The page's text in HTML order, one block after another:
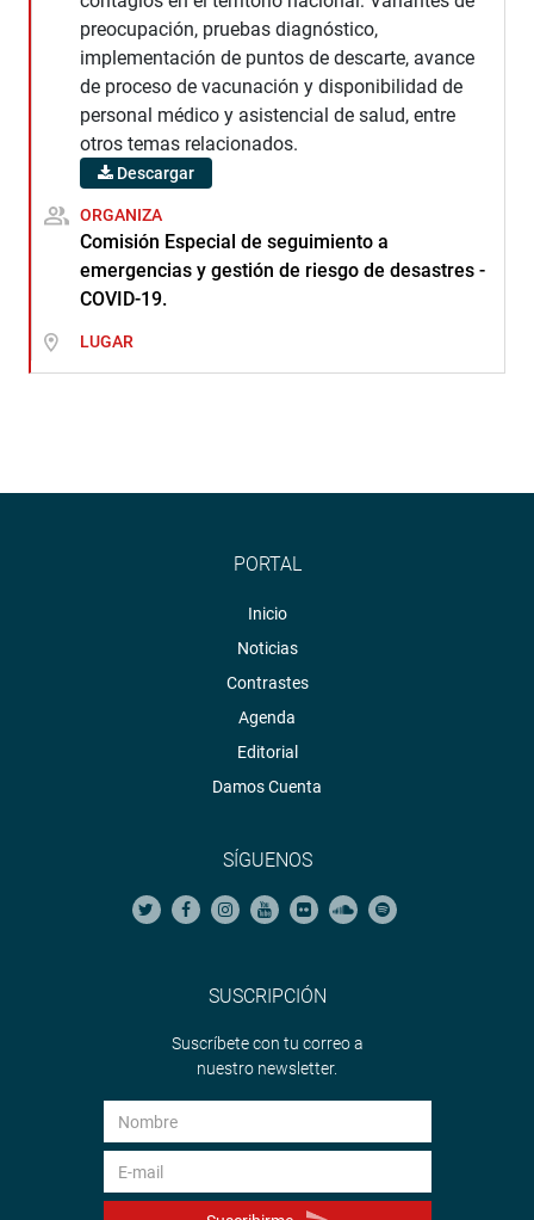
preocupación, pruebas diagnóstico,
implementación de puntos de descarte, avance
de proceso de vacunación y disponibilidad de
personal médico y asistencial de salud, entre
otros temas relacionados.
Descargar
ORGANIZA
Comisión Especial de seguimiento a
emergencias y gestión de riesgo de desastres -
COVID-19.
LUGAR
PORTAL
Inicio
Noticias
Contrastes
Agenda
Editorial
Damos Cuenta
SÍGUENOS
SUSCRIPCIÓN
Suscríbete con tu correo a
nuestro newsletter.